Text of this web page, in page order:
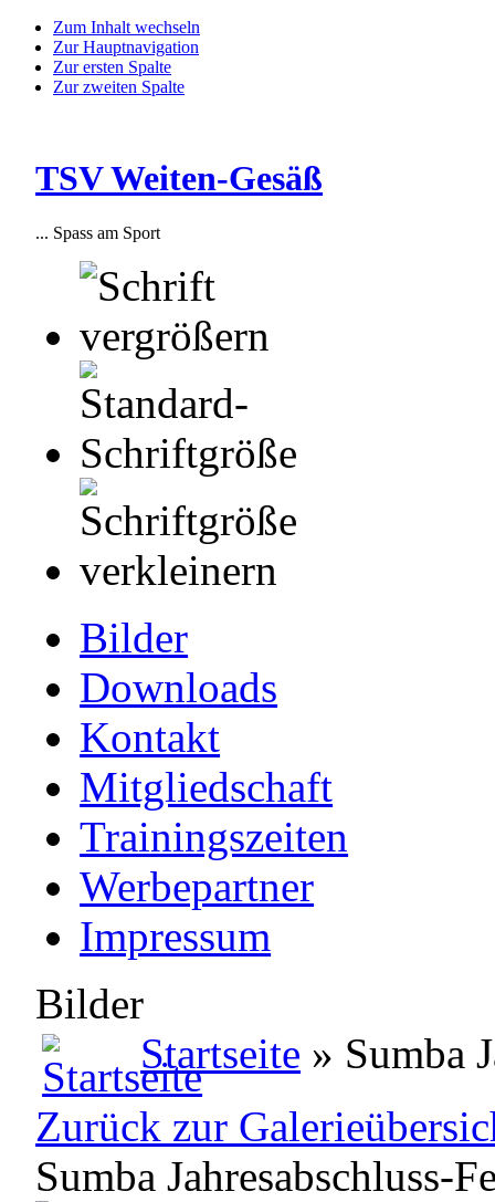
Zum Inhalt wechseln
Zur Hauptnavigation
Zur ersten Spalte
Zur zweiten Spalte
TSV Weiten-Gesäß
... Spass am Sport
Bilder
Downloads
Kontakt
Mitgliedschaft
Trainingszeiten
Werbepartner
Impressum
Bilder
Startseite » Sumba
Zurück zur
Sumba Jahresabschluss-